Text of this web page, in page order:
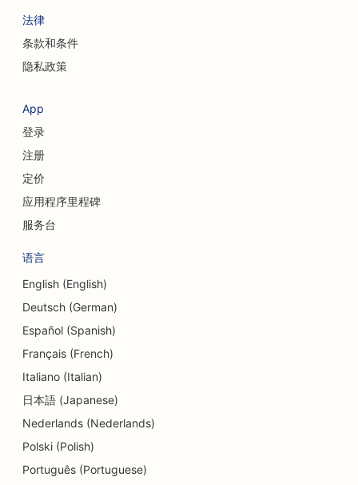
法律
条款和条件
隐私政策
App
登录
注册
定价
应用程序里程碑
服务台
语言
English (English)
Deutsch (German)
Español (Spanish)
Français (French)
Italiano (Italian)
日本語 (Japanese)
Nederlands (Nederlands)
Polski (Polish)
Português (Portuguese)